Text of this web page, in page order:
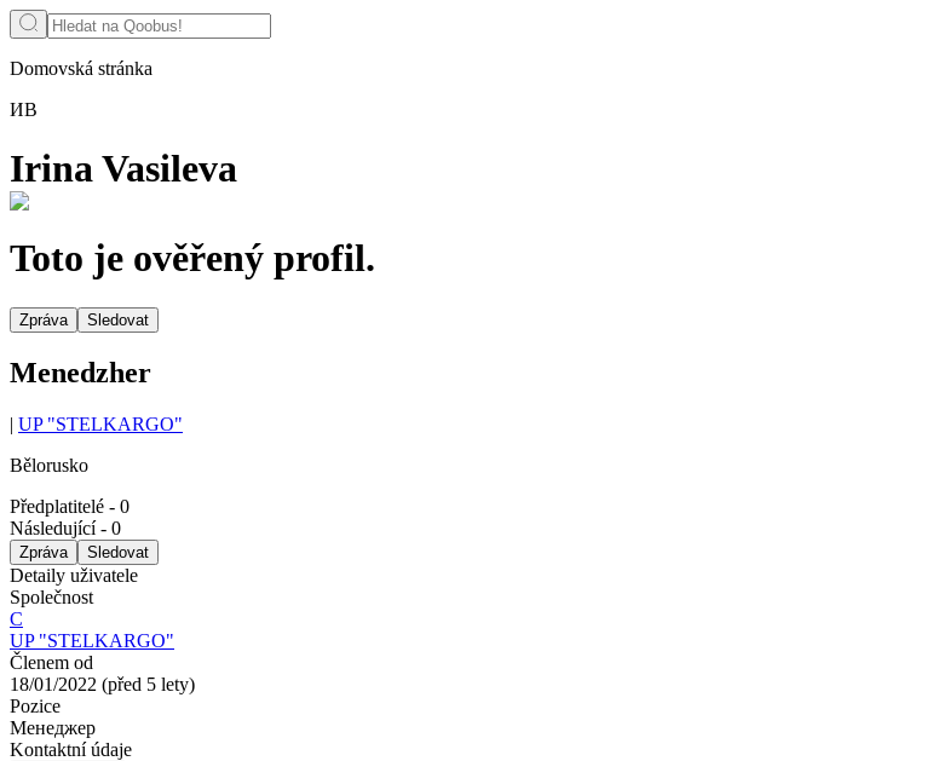
Domovská stránka
ИВ
Irina Vasileva
Toto je ověřený profil.
Zpráva Sledovat
Menedzher
| UP "STELKARGO"
Bělorusko
Předplatitelé - 0
Následující- 0
Zpráva Sledovat
Detaily uživatele
Společnost
С
UP "STELKARGO"
Členem od
18/01/2022 (před 5 lety)
Pozice
Менеджер
Kontaktní údaje